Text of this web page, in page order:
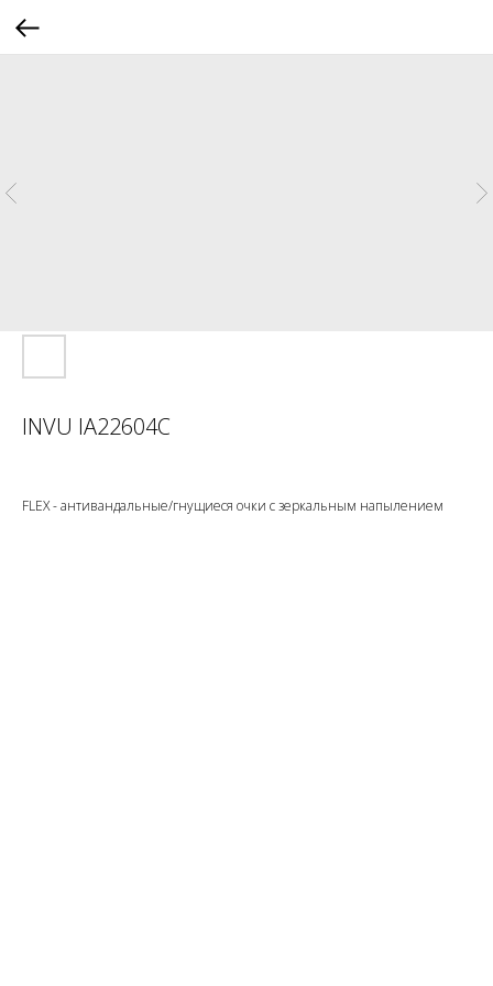
INVU IA22604C
FLEX - антивандальные/гнущиеся очки с зеркальным напылением